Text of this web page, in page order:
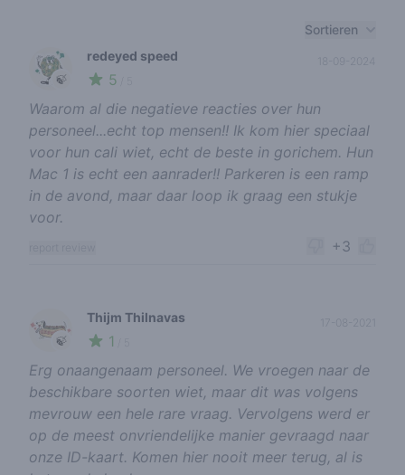
Sortieren
🍃
redeyed speed
5
Waarom al die negatieve reacties over hun
personeel...echt top mensen!! Ik kom hier speciaal
voor hun cali wiet, echt de beste in gorichem. Hun
Mac 1 is echt een aanrader!! Parkeren is een ramp
in de avond, maar daar loop ik graag een stukje
voor.
+3
🍃
Thijm Thilnavas
1
Erg onaangenaam personeel. We vroegen naar de
beschikbare soorten wiet, maar dit was volgens
mevrouw een hele rare vraag. Vervolgens werd er
op de meest onvriendelijke manier gevraagd naar
onze ID-kaart. Komen hier nooit meer terug, al is